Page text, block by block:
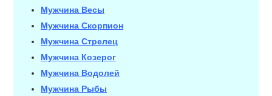
Мужчина Весы
Мужчина Скорпион
Мужчина Стрелец
Мужчина Козерог
Мужчина Водолей
Мужчина Рыбы